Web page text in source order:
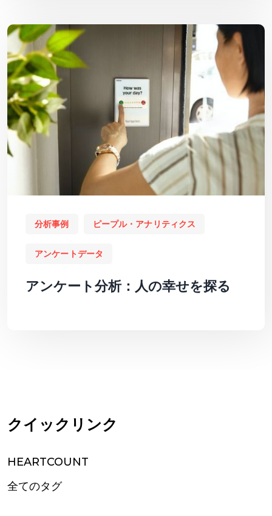
分析事例 ピープル・アナリティクス
アンケートデータ
アンケート分析：人の幸せを探る
クイックリンク
HEARTCOUNT
全てのタグ